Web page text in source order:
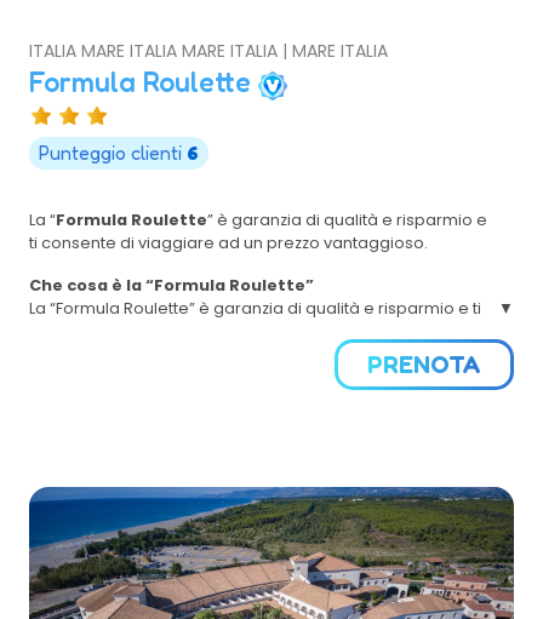
ITALIA MARE ITALIA MARE ITALIA | MARE ITALIA
Formula Roulette
Punteggio clienti 6
La “Formula Roulette” è garanzia di qualità e risparmio e
ti consente di viaggiare ad un prezzo vantaggioso.
Che cosa è la “Formula Roulette”
La “Formula Roulette” è garanzia di qualità e risparmio e ti
le date del tuo soggiorno e noi scegliamo per te il
Villaggio ideale in Basilicata, Calabria, Campania, Puglia e
periodo di vacanza. Verranno selezionate le strutture 3 o 4
stelle presenti nella sezione in basso “OFFERTE”
Il nome della struttura verrà comunicato il Giovedi della
settimana di partenza. Nel caso di prenotazione avvenuta
nei giorni successivi al Giovedi della settimana di
partenza, il nome della struttura assegnato verrà
PRENOTA